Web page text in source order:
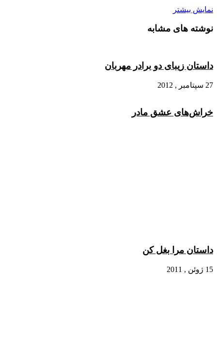
نمایش بیشتر
نوشته های مشابه
داستان زیبای دو برادر مهربان
27 سپتامبر , 2012
خراش‌های عشق مادر
داستان مرا بغل کن
15 ژوئن , 2011